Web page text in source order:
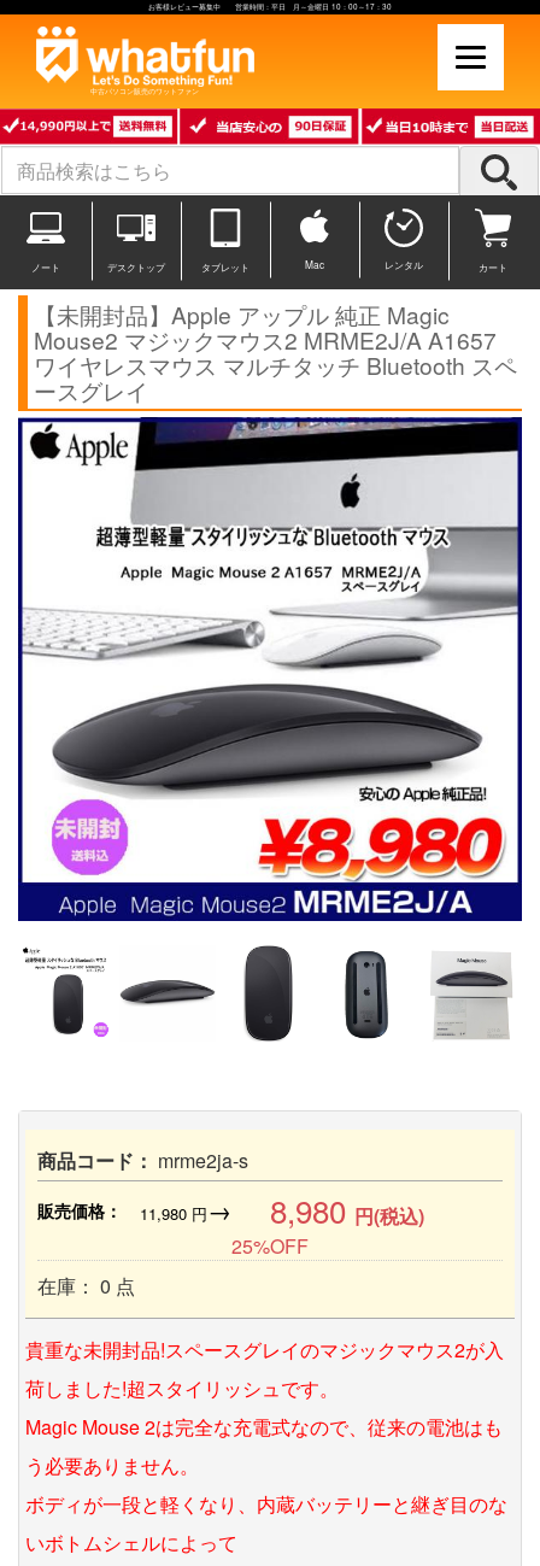
お客様レビュー募集中 営業時間：平日 月～金曜日 10：00～17：30
中古パソコン販売のワットファン
ノート デスクトップ タブレット Mac レンタル カート
【未開封品】Apple アップル 純正 Magic
Mouse2 マジックマウス2 MRME2J/A A1657
ワイヤレスマウス マルチタッチ Bluetooth スペ
ースグレイ
商品コード： mrme2ja-s
販売価格： 11,980円→ 8,980 円(税込)
25%OFF
在庫： 0 点
貴重な未開封品!スペースグレイのマジックマウス2が入
荷しました!超スタイリッシュです。
Magic Mouse 2は完全な充電式なので、従来の電池はも
う必要ありません。
ボディが一段と軽くなり、内蔵バッテリーと継ぎ目のな
いボトムシェルによって